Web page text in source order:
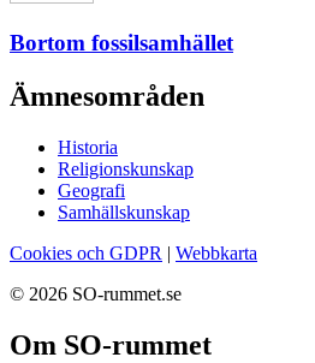
Bortom fossilsamhället
Ämnesområden
Historia
Religionskunskap
Geografi
Samhällskunskap
Cookies och GDPR | Webbkarta
© 2026 SO-rummet.se
Om SO-rummet